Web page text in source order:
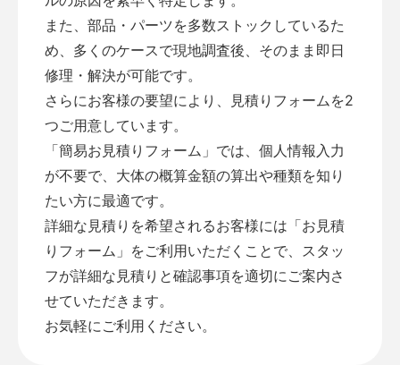
また、部品・パーツを多数ストックしているた
め、多くのケースで現地調査後、そのまま即日
修理・解決が可能です。
さらにお客様の要望により、見積りフォームを2
つご用意しています。
「簡易お見積りフォーム 」では、個人情報入力
が不要で、大体の概算金額の算出や種類を知り
たい方に最適です。
詳細な見積りを希望されるお客様には「お見積
りフォーム 」をご利用いただくことで、スタッ
フが詳細な見積りと確認事項を適切にご案内さ
せていただきます。
お気軽にご利用ください。